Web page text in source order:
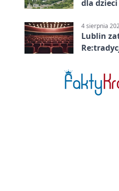
dla
4 sierpnia
Lublin